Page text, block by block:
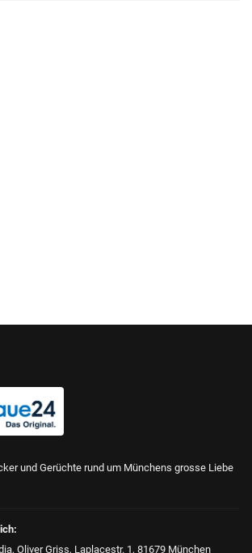
und Gerüchte rund um Münchens grosse Liebe
Oliver Griss, Laplacestr. 1, 81679 München